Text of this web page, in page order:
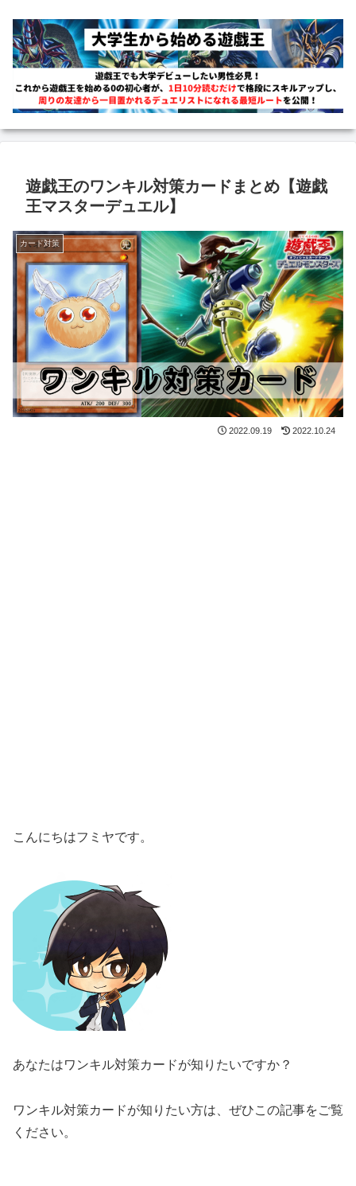
遊戯王のワンキル対策カードまとめ【遊戯
王マスターデュエル】
カード対策
2022.09.19 2022.10.24
こんにちはフミヤです。
あなたはワンキル対策カードが知りたいですか？
ワンキル対策カードが知りたい方は、ぜひこの記事をご覧
ください。